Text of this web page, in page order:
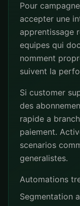
Pour
accepter une
apprentissage
equipes qui
nomment
suivent la
Si customer
des
rapide a
paiement.
scenarios
generalistes.
Automations
Segmentation